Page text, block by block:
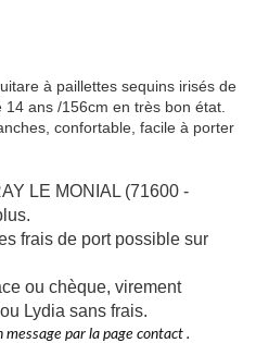
à paillettes sequins irisés de
ans /156cm en très bon état.
confortable, facile à porter
LE MONIAL (71600 -
frais de port possible sur
ou chèque, virement
Lydia sans frais.
par la page contact .